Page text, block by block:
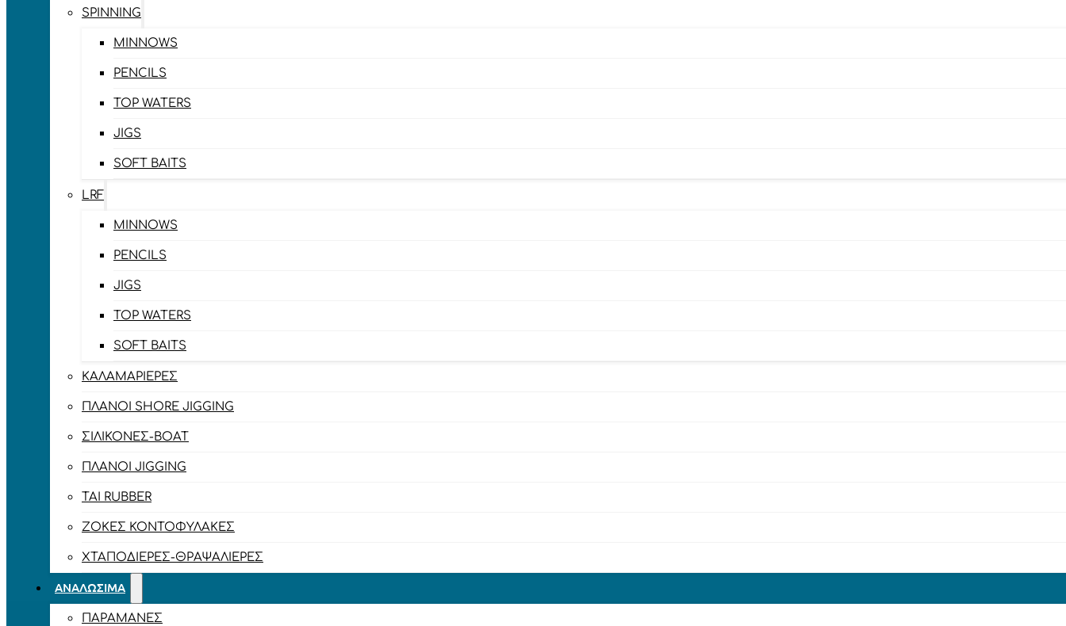
SPINNING
MINNOWS
PENCILS
TOP WATERS
JIGS
SOFT BAITS
LRF
MINNOWS
PENCILS
JIGS
TOP WATERS
SOFT BAITS
ΚΑΛΑΜΑΡΙΈΡΕΣ
ΠΛΆΝΟΙ SHORE JIGGING
ΣΙΛΙΚΌΝΕΣ-BOAT
ΠΛΆΝΟΙ JIGGING
TAI RUBBER
ΖΌΚΕΣ ΚΟΝΤΟΦΎΛΑΚΕΣ
ΧΤΑΠΟΔΙΈΡΕΣ-ΘΡΑΨΑΛΙΈΡΕΣ
ΑΝΑΛΏΣΙΜΑ
ΠΑΡΑΜΆΝΕΣ